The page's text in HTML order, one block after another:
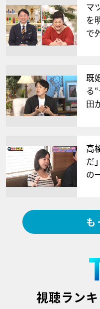
マ
を
で
既
る
田
高
だ
の
も
視聴ラン